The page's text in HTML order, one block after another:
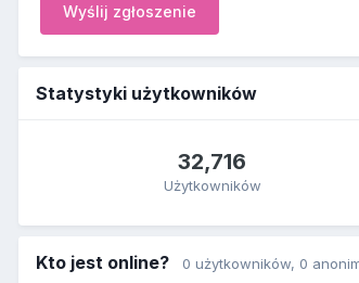
Wyślij zgłoszenie
Statystyki użytkowników
32,716
Użytkowników
Kto jest online? 0 użytkowników, 0